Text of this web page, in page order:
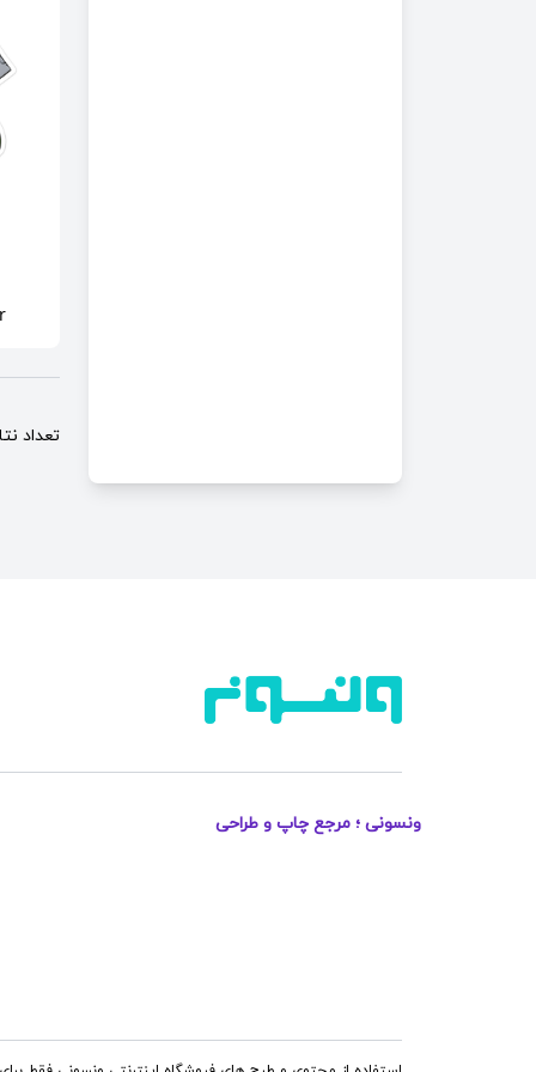
طرح راه راه
وسایل نقلیه
تعداد
ونسونی ؛ مرجع چاپ و طراحی